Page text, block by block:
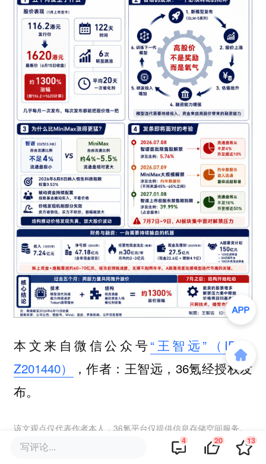
本文来自微信公众号“王智远”（ID：
Z201440）
，作者：王智远，36氪经授权发
布。
该文观点仅代表作者本人，36氪平台仅提供信息存储空间服务。
写评论... 4 20 13